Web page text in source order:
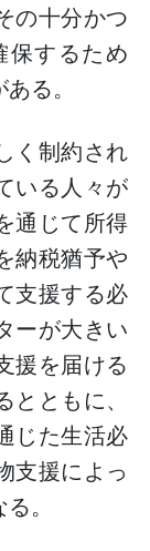
の十分かつ
するため
る。
く制約され
いる人々が
通じて所得
納税猶予や
支援する必
ーが大きい
援を届ける
ともに、
じた生活必
支援によっ
。